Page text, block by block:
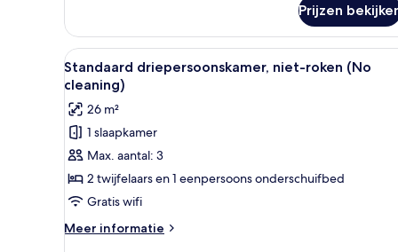
(Queen,
No
cleaning)
Prijzen
Alle
foto's
voor
Standaard
driepersoonskamer,
niet-
roken
(No
cleaning)
laden
Een hotelkamer met twee
5
Standaard driepersoonskamer, niet-roken (No
cleaning)
26 m²
1 slaapkamer
Max. aantal: 3
2 twijfelaars en 1 eenpersoons onderschuifbed
Gratis wifi
Meer informatie
Meer